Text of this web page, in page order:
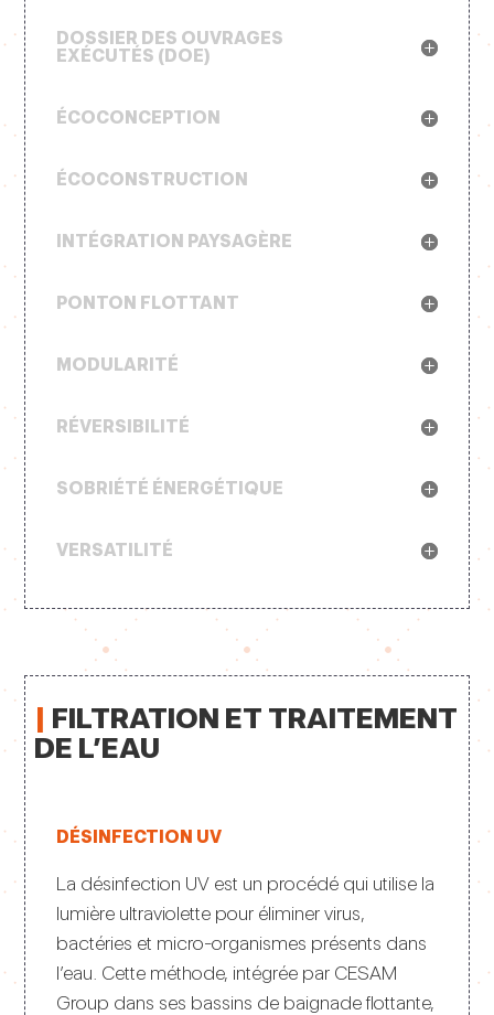
DOSSIER DES OUVRAGES
EXÉCUTÉS (DOE)
ÉCOCONCEPTION
ÉCOCONSTRUCTION
INTÉGRATION PAYSAGÈRE
PONTON FLOTTANT
MODULARITÉ
RÉVERSIBILITÉ
SOBRIÉTÉ ÉNERGÉTIQUE
VERSATILITÉ
| FILTRATION ET TRAITEMENT
DE L’EAU
DÉSINFECTION UV
La désinfection UV est un procédé qui utilise la
lumière ultraviolette pour éliminer virus,
bactéries et micro-organismes présents dans
l’eau. Cette méthode, intégrée par CESAM
Group dans ses bassins de baignade flottante,